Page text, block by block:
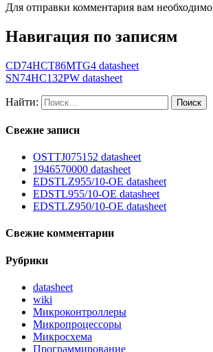
Для отправки комментария вам необходимо
Навигация по записям
CD74HCT86MTG4 datasheet
SN74HC132PW datasheet
Найти:
Свежие записи
OSTTJ075152 datasheet
1946570000 datasheet
EDSTLZ955/10-OE datasheet
EDSTL955/10-OE datasheet
EDSTLZ950/10-OE datasheet
Свежие комментарии
Рубрики
datasheet
wiki
Микроконтроллеры
Микропроцессоры
Микросхема
Программирование